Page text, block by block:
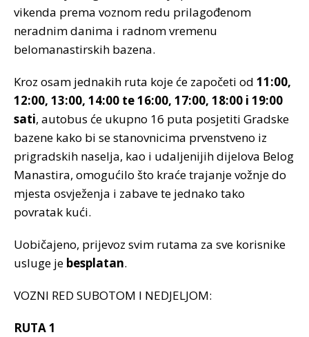
vikenda prema voznom redu prilagođenom
neradnim danima i radnom vremenu
belomanastirskih bazena.
Kroz osam jednakih ruta koje će započeti od 11:00,
12:00, 13:00, 14:00 te 16:00, 17:00, 18:00 i 19:00
sati, autobus će ukupno 16 puta posjetiti Gradske
bazene kako bi se stanovnicima prvenstveno iz
prigradskih naselja, kao i udaljenijih dijelova Belog
Manastira, omogućilo što kraće trajanje vožnje do
mjesta osvježenja i zabave te jednako tako
povratak kući.
Uobičajeno, prijevoz svim rutama za sve korisnike
usluge je besplatan.
VOZNI RED SUBOTOM I NEDJELJOM:
RUTA 1